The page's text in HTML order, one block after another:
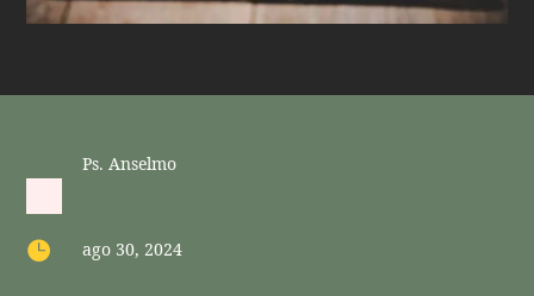
Ps. Anselmo
 ago 30, 2024